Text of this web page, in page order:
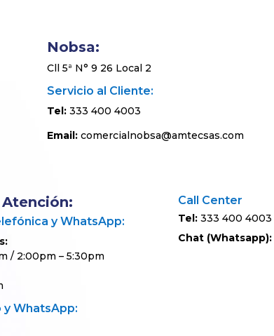
Nobsa:
Cll 5ª N° 9 26 Local 2
Servicio al Cliente:
Tel:333 400 4003
Email:comercialnobsa@amtecsas.com
y WhatsApp:
/ 2:00pm – 5:30pm
WhatsApp:
Call Center
Tel: 333 400 4003
Chat (Whatsapp):